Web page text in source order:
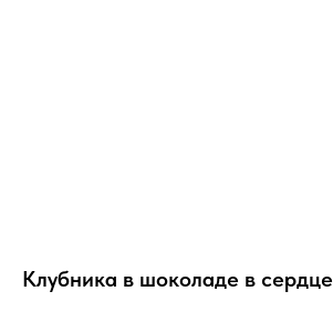
Клубника в шоколаде в сердце